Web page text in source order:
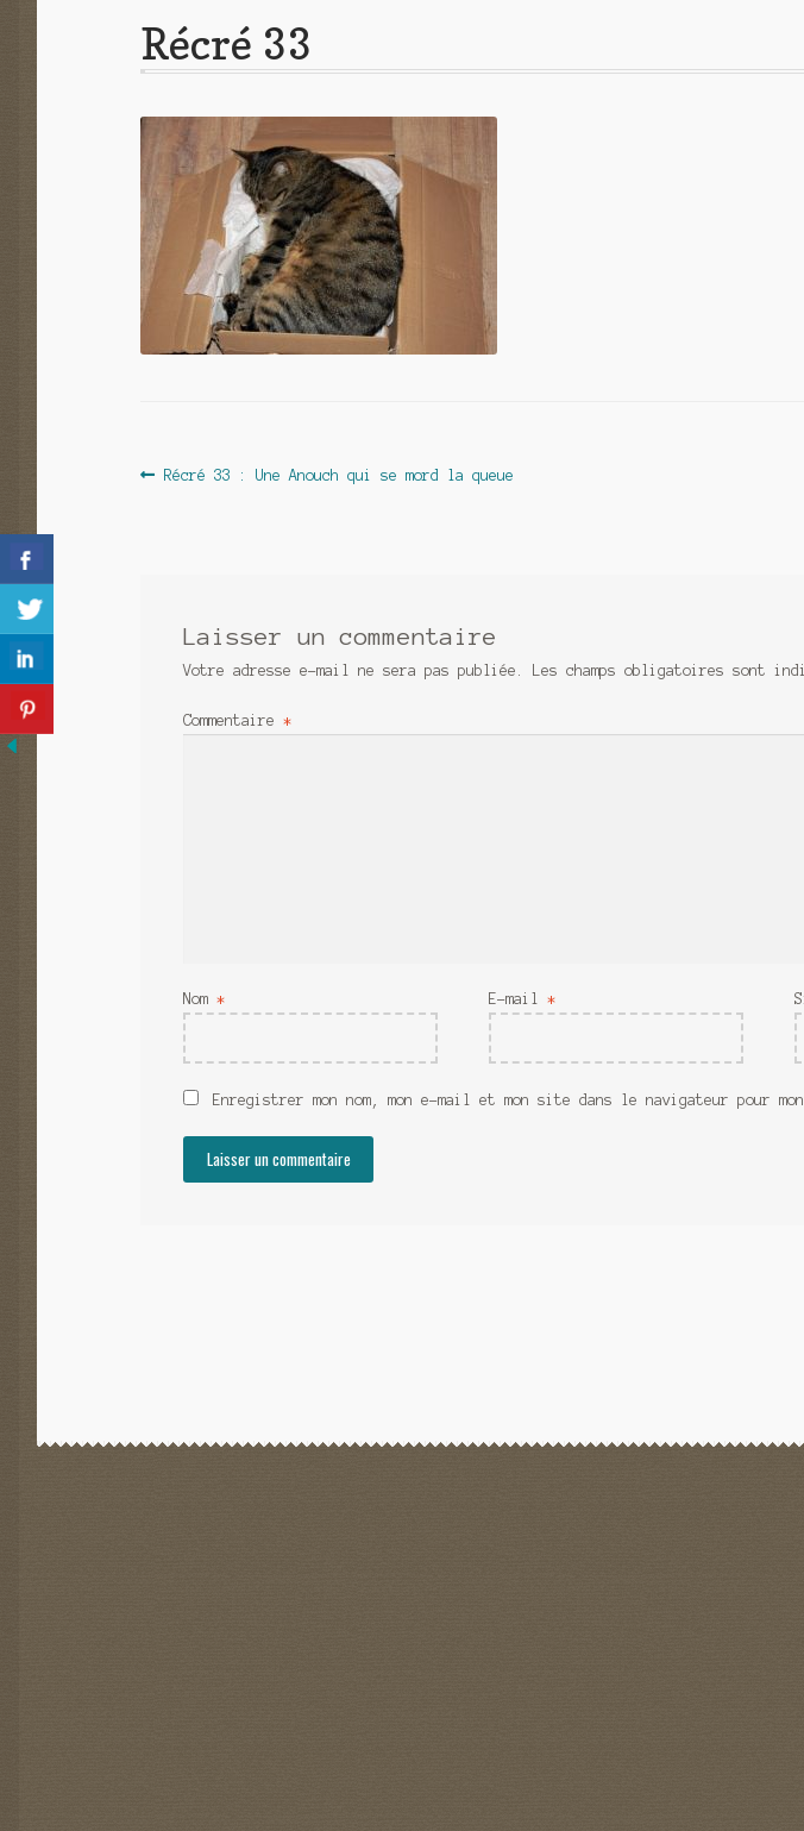
Récré 33
Navigation
Article
Récré 33 : Une Anouch qui se mord la queue
Laisser un commentaire
Votre adresse e-mail ne sera pas publiée. Les champs obligatoires sont
Commentaire*
Nom* E-mail*
Enregistrer mon nom, mon e-mail et mon site dans le navigateur pour mon